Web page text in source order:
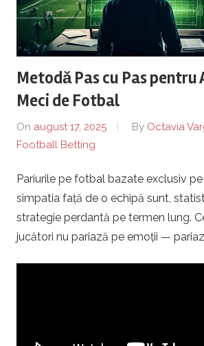
r
a
P
l
o
i
e
s
Metodă Pas cu Pas pentru
Meci de Fotbal
On august 17, 2025 By Octavia
Football Betting
Pariurile pe fotbal bazate exclusiv
simpatia față de o echipă sunt,
strategie perdantă pe termen lung.
jucători nu pariază pe emoții —